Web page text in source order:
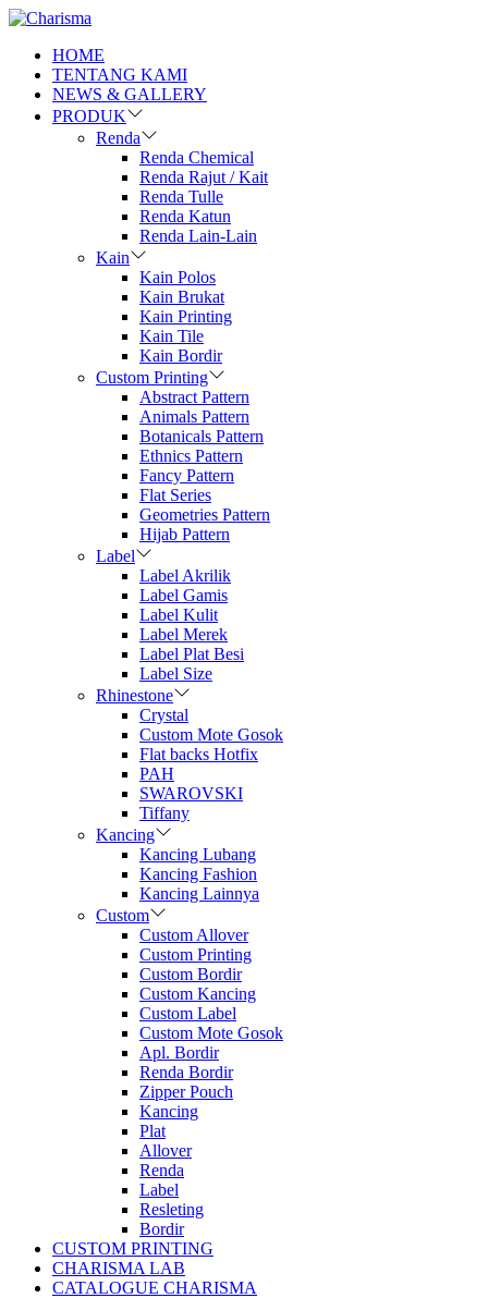
HOME
TENTANG KAMI
NEWS & GALLERY
PRODUK
Renda
Renda Chemical
Renda Rajut / Kait
Renda Tulle
Renda Katun
Renda Lain-Lain
Kain
Kain Polos
Kain Brukat
Kain Printing
Kain Tile
Kain Bordir
Custom Printing
Abstract Pattern
Animals Pattern
Botanicals Pattern
Ethnics Pattern
Fancy Pattern
Flat Series
Geometries Pattern
Hijab Pattern
Label
Label Akrilik
Label Gamis
Label Kulit
Label Merek
Label Plat Besi
Label Size
Rhinestone
Crystal
Custom Mote Gosok
Flat backs Hotfix
PAH
SWAROVSKI
Tiffany
Kancing
Kancing Lubang
Kancing Fashion
Kancing Lainnya
Custom
Custom Allover
Custom Printing
Custom Bordir
Custom Kancing
Custom Label
Custom Mote Gosok
Apl. Bordir
Renda Bordir
Zipper Pouch
Kancing
Plat
Allover
Renda
Label
Resleting
Bordir
CUSTOM PRINTING
CHARISMA LAB
CATALOGUE CHARISMA